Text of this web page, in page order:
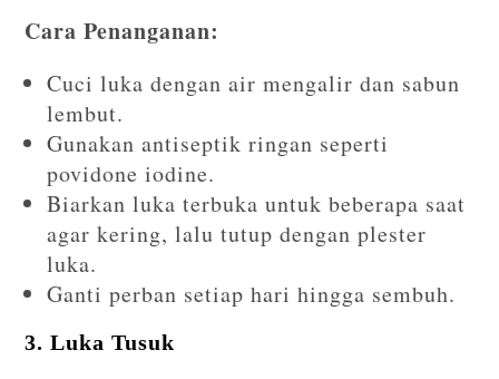
Cara Penanganan:
Cuci luka dengan air mengalir dan sabun
lembut.
Gunakan antiseptik ringan seperti
povidone iodine.
Biarkan luka terbuka untuk beberapa saat
agar kering, lalu tutup dengan plester
luka.
Ganti perban setiap hari hingga sembuh.
3. Luka Tusuk